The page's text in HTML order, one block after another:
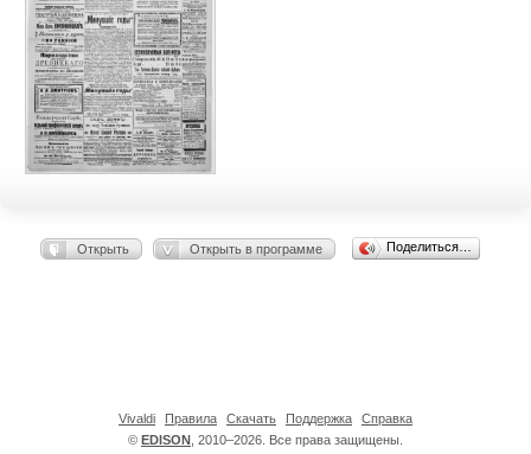
Открыть Открыть в программе Поделиться…
© EDISON , 2010–2026. Все права защищены.
Vivaldi Правила Скачать Поддержка Справка